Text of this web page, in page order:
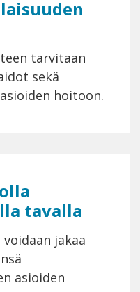
tarvitaan
sekä
hoitoon.
tavalla
jakaa
asioiden